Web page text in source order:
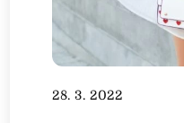
28. 3. 2022